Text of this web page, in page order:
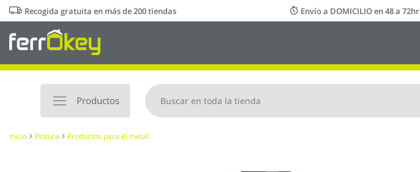
Ir
al
contenido
Recogida gratuita en más de 200 tiendas Envío a DOMICILIO en 48 a 72hr
Productos
Inicio Pintura Productos para el metal